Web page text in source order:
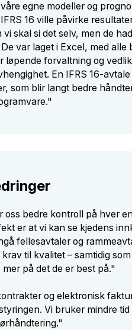
egne modeller og
16 ville påvirke
vi skal si det selv, men de
var laget i Excel, med alle
løpende forvaltning og
En IFRS 16-
som blir langt bedre
oss bedre kontroll på hver
er at vi kan se kjedens
fellesavtaler og
krav til kvalitet – samtidig
på det de er best på."
og elektronisk
Vi bruker mindre